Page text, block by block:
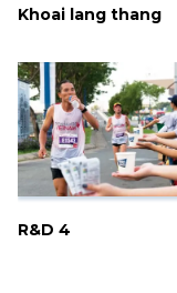
Khoai lang thang
R&D 4